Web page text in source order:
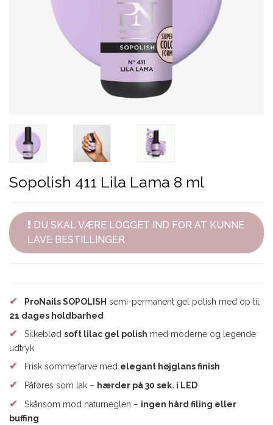
Sopolish 411 Lila Lama 8 ml
DU SKAL VÆRE LOGGET IND FOR AT KUNNE
LAVE BESTILLINGER
✔ ProNails SOPOLISH semi-permanent gel polish med op til
21 dages holdbarhed
✔ Silkeblød soft lilac gel polish med moderne og legende
udtryk
✔ Frisk sommerfarve med elegant højglans finish
✔ Påføres som lak – hærder på 30 sek. i LED
✔ Skånsom mod naturneglen – ingen hård filing eller
buffing